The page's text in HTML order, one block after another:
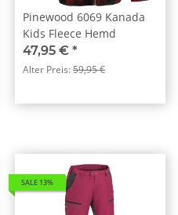
Pinewood 6069 Kanada
Kids Fleece Hemd
47,95 € *
Alter Preis:59,95 €
SALE 13%